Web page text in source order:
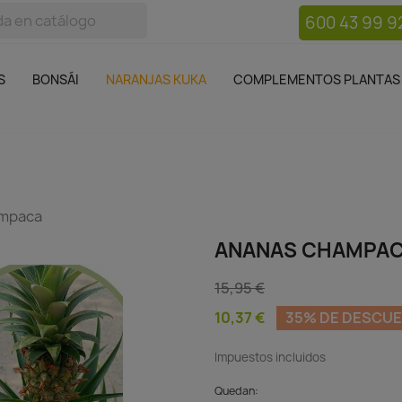
600 43 99
BONSÁI NARANJAS KUKA COMPLEMENTOS PLANTAS
Complementos plantas
ANANAS
15,95 €
10,37 €
35% DE
Impuestos incluidos
Quedan: